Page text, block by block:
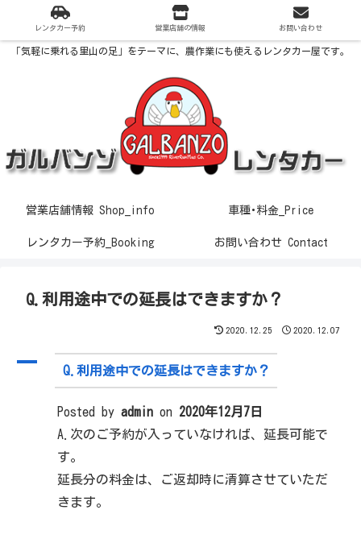
「気軽に乗れる里山の足」をテーマに、農作業にも使えるレンタカー屋です。
営業店舗情報 Shop_info 車種･料金_Price
レンタカー予約_Booking お問い合わせ Contact
Q.利用途中での延長はできますか？
2020.12.25 2020.12.07
A Q.利用途中での延長はできますか？
Posted by admin on 2020年12月7日
A.次のご予約が入っていなければ、延長可能で
す。
延長分の料金は、ご返却時に清算させていただ
きます。
レンタカー予約 営業店舗の情報 お問い合わせ